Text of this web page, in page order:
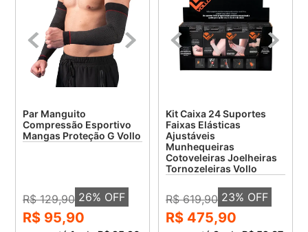
Par Manguito
Compressão Esportivo
Mangas Proteção G Vollo
R$ 129,90 26% OFF
R$ 95,90
Kit Caixa 24 Suportes
Faixas Elásticas
Ajustáveis
Munhequeiras
Cotoveleiras Joelheiras
Tornozeleiras Vollo
R$ 619,90 23% OFF
R$ 475,90